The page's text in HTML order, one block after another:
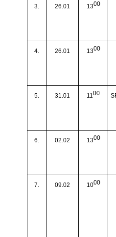
3. 26.01 1300
4. 26.01 1300
5. 31.01 1100
6. 02.02 1300
7. 09.02 1000